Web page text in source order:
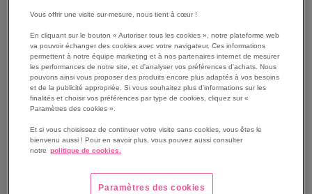
pages couverture blanche -
Clairefontaine
À partir de
4,19 €
5,03 € TTC
AJOUTER
AUX
2modèles VOIR
pages couverture noire -
À partir de
4,75 €
5,70 € TTC
AJOUTER
3modèles VOIR
Vous offrir une visite sur-mesure, nous tient à cœur !
En cliquant sur le bouton « Autoriser tous les cookies », notre plateforme web
va pouvoir échanger des cookies avec votre navigateur. Ces informations
permettent à notre équipe marketing et à nos partenaires internet de mesurer
les performances de notre site, et d'analyser vos préférences d'achats. Nous
pouvons ainsi vous proposer des produits encore plus adaptés à vos besoins
et de la publicité appropriée. Si vous souhaitez plus d'informations sur les
finalités et choisir vos préférences par type de cookies, cliquez sur «
Paramètres des cookies ».
Et si vous choisissez de continuer votre visite sans cookies, vous êtes le
bienvenu aussi ! Pour en savoir plus, vous pouvez aussi consulter
notre politique de cookies.
Paramètres des cookies